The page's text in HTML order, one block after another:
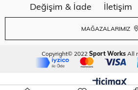
Değişim & İade İletişim
MAĞAZALARIMIZ
Copyright© 2022 Sport Works All